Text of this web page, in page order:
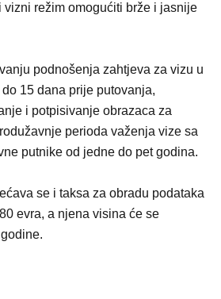
vizni režim omogućiti brže i jasnije
podnošenja zahtjeva za vizu u
15 dana prije putovanja,
i potpisivanje obrazaca za
perioda važenja vize sa
putnike od jedne do pet godina.
se i taksa za obradu podataka
evra, a njena visina će se